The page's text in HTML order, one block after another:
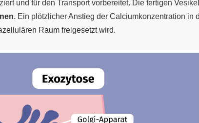
und für den Transport vorbereitet. Die fertigen
. Ein plötzlicher Anstieg der Calciumkonzentration in
Raum freigesetzt wird.